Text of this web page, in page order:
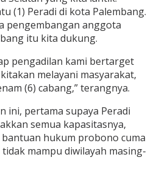
(1) Peradi di kota Palembang.
pengembangan anggota
itu kita dukung.
pengadilan kami bertarget
melayani masyarakat,
(6) cabang,” terangnya.
ini, pertama supaya Peradi
semua kapasitasnya,
hukum probono cuma
mampu diwilayah masing-